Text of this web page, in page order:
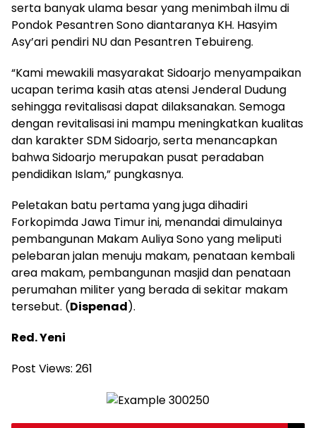
serta banyak ulama besar yang menimbah ilmu di
Pondok Pesantren Sono diantaranya KH. Hasyim
Asy’ari pendiri NU dan Pesantren Tebuireng.
“Kami mewakili masyarakat Sidoarjo menyampaikan
ucapan terima kasih atas atensi Jenderal Dudung
sehingga revitalisasi dapat dilaksanakan. Semoga
dengan revitalisasi ini mampu meningkatkan kualitas
dan karakter SDM Sidoarjo, serta menancapkan
bahwa Sidoarjo merupakan pusat peradaban
pendidikan Islam,” pungkasnya.
Peletakan batu pertama yang juga dihadiri
Forkopimda Jawa Timur ini, menandai dimulainya
pembangunan Makam Auliya Sono yang meliputi
pelebaran jalan menuju makam, penataan kembali
area makam, pembangunan masjid dan penataan
perumahan militer yang berada di sekitar makam
tersebut. (Dispenad).
Red. Yeni
Post Views: 261